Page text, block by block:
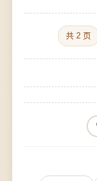
共 2 页